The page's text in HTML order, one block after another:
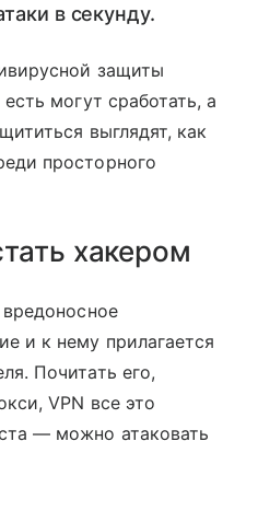
в секунду.
защиты
могут сработать, а
выглядят, как
просторного
хакером
и к нему прилагается
Почитать его,
VPN все это
— можно атаковать